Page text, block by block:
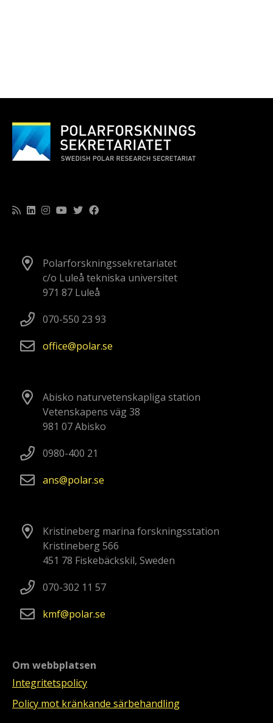
Polarforskningssekretariatet
c/o Luleå tekniska universitet
971 87 Luleå
070-550 23 93
office
polarse
Abisko naturvetenskapliga station
Vetenskapens väg 38
981 07 Abisko
0980-400 21
ans
polarse
Kristineberg marina forskningsstation
Kristineberg 566
451 78 Fiskebäckskil, Sweden
070-302 11 57
kmf
polarse
Om webbplatsen
Integritetspolicy
Policy mot kränkande särbehandling